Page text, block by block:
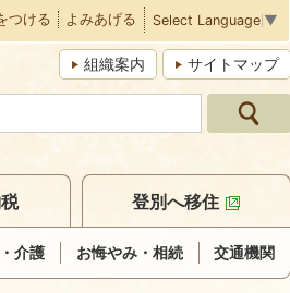
つける よみあげる Select Language ▼
組織案内 サイトマップ
介護 お悔やみ・相続 交通機関
登別へ移住